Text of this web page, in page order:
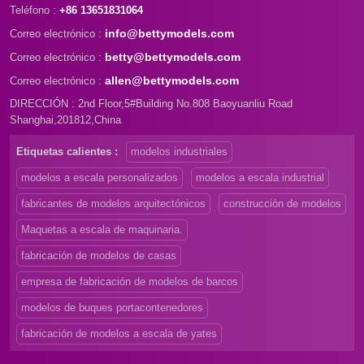
Teléfono : +86 13651831064
Correo electrónico : info@bettymodels.com
Correo electrónico : betty@bettymodels.com
Correo electrónico : allen@bettymodels.com
DIRECCIÓN : 2nd Floor,5#Building No.808 Baoyuanliu Road
Shanghai,201812,China
Etiquetas calientes : modelos industriales
modelos a escala personalizados modelos a escala industrial
fabricantes de modelos arquitectónicos construcción de modelos
Maquetas a escala de maquinaria.
fabricación de modelos de casas
empresa de fabricación de modelos de barcos
modelos de buques portacontenedores
fabricación de modelos a escala de yates